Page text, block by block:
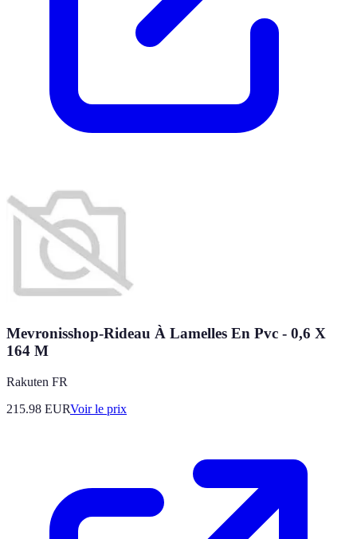
Mevronisshop-Rideau À Lamelles En Pvc - 0,6 X
164 M
Rakuten FR
215.98 EURVoir le prix